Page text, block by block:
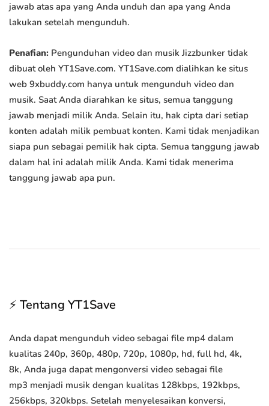
jawab atas apa yang Anda unduh dan apa yang Anda
lakukan setelah mengunduh.
Penafian: Pengunduhan video dan musik Jizzbunker tidak
dibuat oleh YT1Save.com. YT1Save.com dialihkan ke situs
web 9xbuddy.com hanya untuk mengunduh video dan
musik. Saat Anda diarahkan ke situs, semua tanggung
jawab menjadi milik Anda. Selain itu, hak cipta dari setiap
konten adalah milik pembuat konten. Kami tidak menjadikan
siapa pun sebagai pemilik hak cipta. Semua tanggung jawab
dalam hal ini adalah milik Anda. Kami tidak menerima
tanggung jawab apa pun.
⚡ Tentang YT1Save
Anda dapat mengunduh video sebagai file mp4 dalam
kualitas 240p, 360p, 480p, 720p, 1080p, hd, full hd, 4k,
8k, Anda juga dapat mengonversi video sebagai file
mp3 menjadi musik dengan kualitas 128kbps, 192kbps,
256kbps, 320kbps. Setelah menyelesaikan konversi,